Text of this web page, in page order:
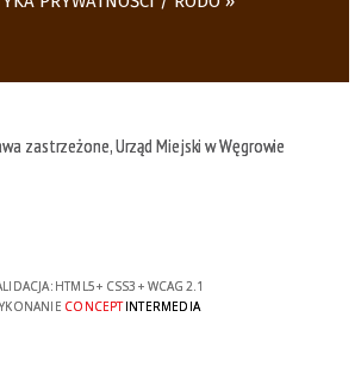
zastrzeżone, Urząd Miejski w Węgrowie
HTML5+ CSS3 + WCAG 2.1
CONCEPTINTERMEDIA